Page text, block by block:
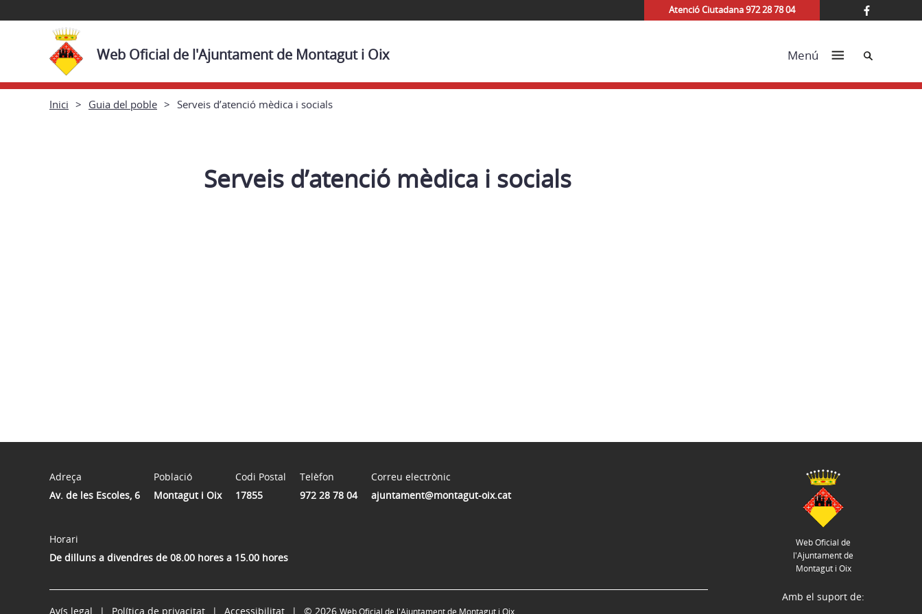
Atenció Ciutadana 972 28 78 04
Web Oficial de l'Ajuntament de Montagut i Oix Menú Cerca
Inici Guia del poble Serveis d’atenció mèdica i socials
Serveis d’atenció mèdica i socials
Adreça
Av. de les Escoles, 6
Població
Montagut i Oix
Codi Postal
17855
Telèfon
972 28 78 04
Correu electrònic
ajuntament@montagut-oix.cat
Horari
De dilluns a divendres de 08.00 hores a 15.00 hores
Web Oficial de
l'Ajuntament de
Montagut i Oix
Avís legal Política de privacitat Accessibilitat © 2026
Amb el suport de: